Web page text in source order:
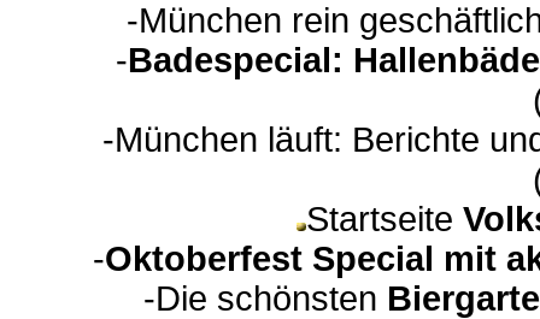
-München rein
-Badespecial:
-München läuft: Berichte
Startseite
-Oktoberfest Special mit
-Die schönsten